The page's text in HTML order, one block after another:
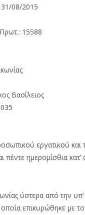
2015
15588
Βασίλειος
εργατικού και
πέντε ημερομίσθια κατ’
ύστερα από την
επικυρώθηκε με